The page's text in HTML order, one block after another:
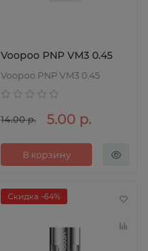
Voopoo PNP VM3 0.45
Voopoo PNP VM3 0.45
14.00 р. 5.00 р.
В корзину
Скидка -64%